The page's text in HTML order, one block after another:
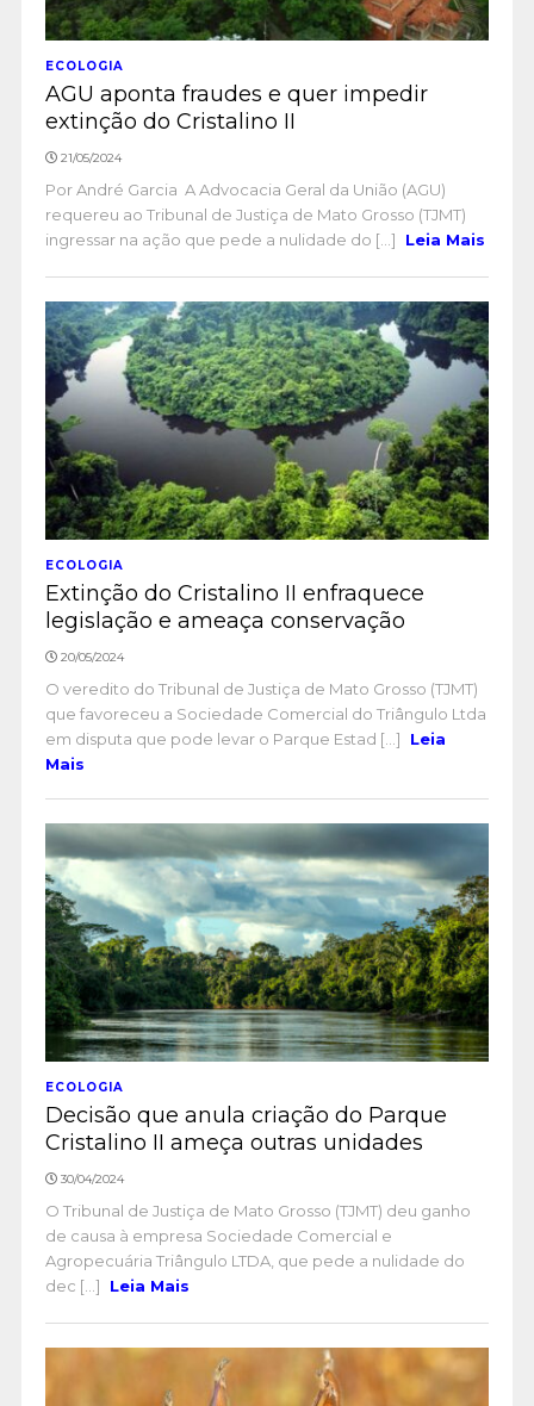
ECOLOGIA
AGU aponta fraudes e quer impedir
extinção do Cristalino II
21/05/2024
Por André Garcia A Advocacia Geral da União (AGU)
requereu ao Tribunal de Justiça de Mato Grosso (TJMT)
ingressar na ação que pede a nulidade do [...]
Leia Mais
ECOLOGIA
Extinção do Cristalino II enfraquece
legislação e ameaça conservação
20/05/2024
O veredito do Tribunal de Justiça de Mato Grosso (TJMT)
que favoreceu a Sociedade Comercial do Triângulo Ltda
em disputa que pode levar o Parque Estad [...]
Leia
Mais
ECOLOGIA
Decisão que anula criação do Parque
Cristalino II ameça outras unidades
30/04/2024
O Tribunal de Justiça de Mato Grosso (TJMT) deu ganho
de causa à empresa Sociedade Comercial e
Agropecuária Triângulo LTDA, que pede a nulidade do
dec [...]
Leia Mais